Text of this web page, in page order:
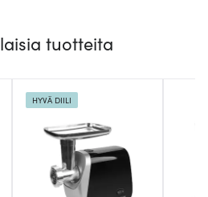
tuotteita
HYVÄ DIILI